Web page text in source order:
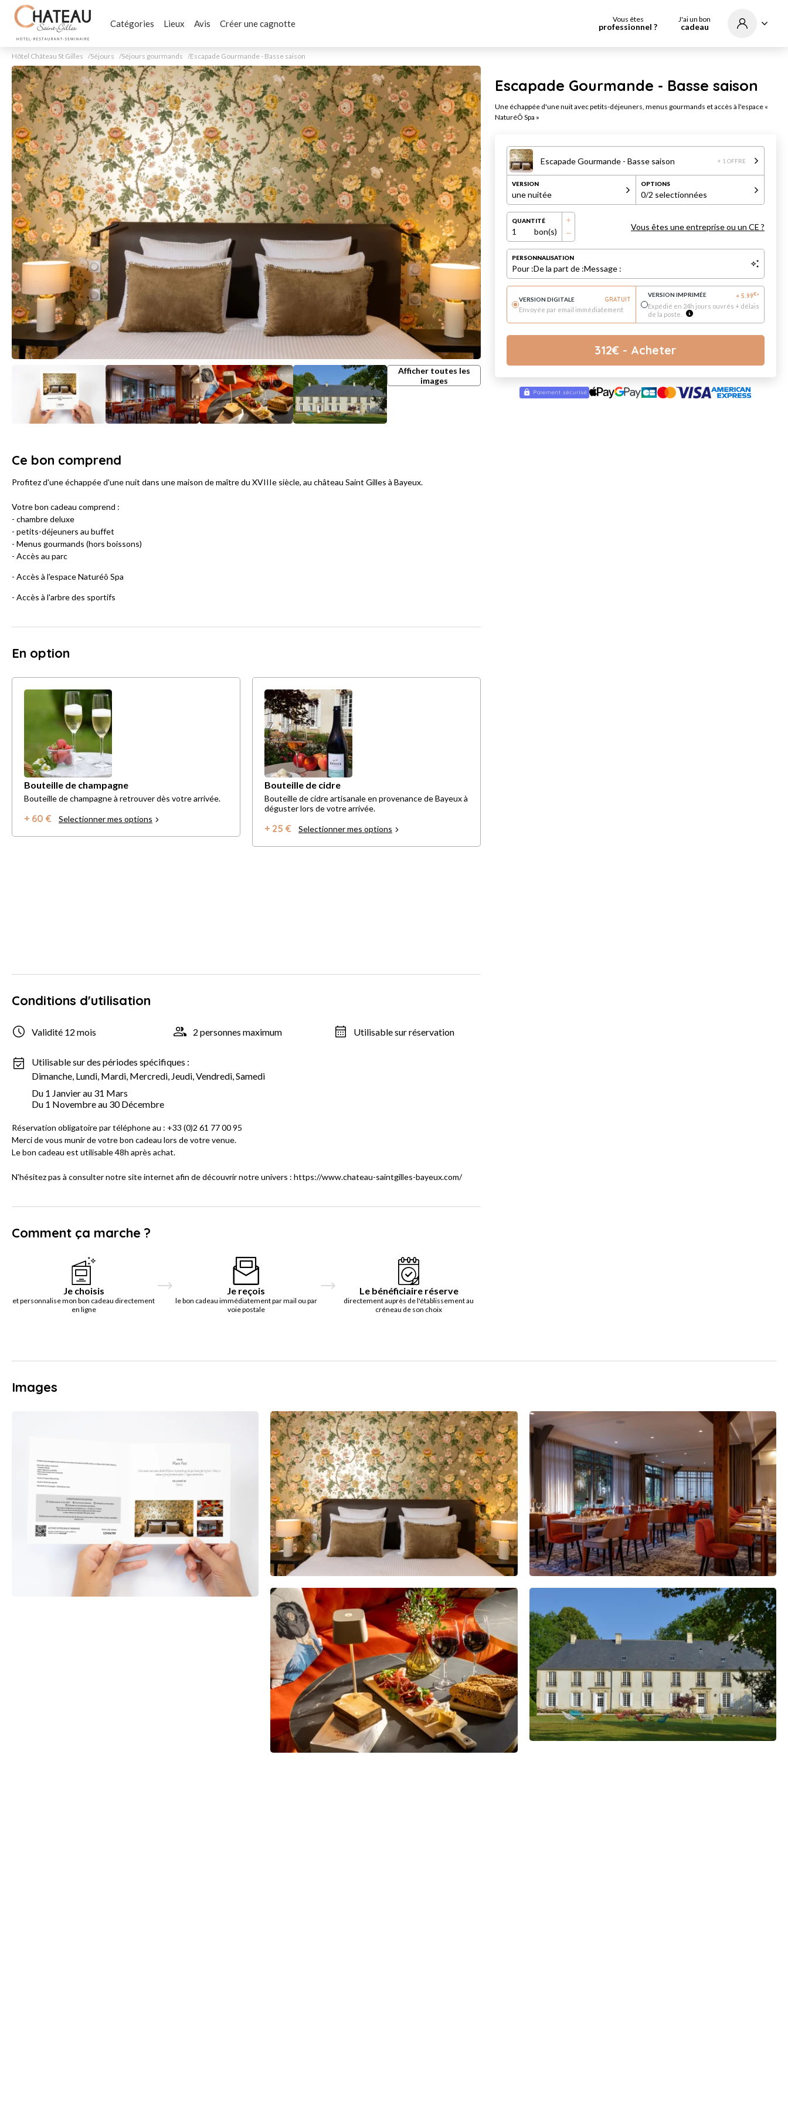
Catégories Lieux Avis Créer une cagnotte Vous êtes
professionnel ?
J'ai un bon
cadeau
Hôtel Château St Gilles Séjours Séjours gourmands Escapade Gourmande - Basse saison
Afficher toutes les
images
Escapade Gourmande - Basse saison
Une échappée d'une nuit avec petits-déjeuners, menus gourmands et accès à l'espace «
NaturéÔ Spa »
Escapade Gourmande - Basse saison + 1 OFFRE
VERSION
une nuitée
OPTIONS
0/2 selectionnées
QUANTITÉ
1 bon(s) Vous êtes une entreprise ou un CE ?
PERSONNALISATION
Pour :De la part de :Message :
VERSION DIGITALE
GRATUIT
Envoyée par email immédiatement
VERSION IMPRIMÉE + 5.99€*
Expédié en 24h jours ouvrés + délais
de la poste.
312€ - Acheter
Ce bon comprend
Profitez d'une échappée d'une nuit dans une maison de maître du XVIIIe siècle, au château Saint Gilles à Bayeux.
Votre bon cadeau comprend :
- chambre deluxe
- petits-déjeuners au buffet
- Menus gourmands (hors boissons)
- Accès au parc
- Accès à l'espace Naturéô Spa
- Accès à l'arbre des sportifs
En option
Bouteille de champagne
Bouteille de champagne à retrouver dès votre arrivée.
+ 60 € Selectionner mes options
Bouteille de cidre
Bouteille de cidre artisanale en provenance de Bayeux à
déguster lors de votre arrivée.
+ 25 € Selectionner mes options
Conditions d'utilisation
Validité 12 mois 2 personnes maximum Utilisable sur réservation
Utilisable sur des périodes spécifiques :
Dimanche, Lundi, Mardi, Mercredi, Jeudi, Vendredi, Samedi
Du 1 Janvier au 31 Mars
Du 1 Novembre au 30 Décembre
Réservation obligatoire par téléphone au : +33 (0)2 61 77 00 95
Merci de vous munir de votre bon cadeau lors de votre venue.
Le bon cadeau est utilisable 48h après achat.
N'hésitez pas à consulter notre site internet afin de découvrir notre univers : https://www.chateau-saintgilles-bayeux.com/
Comment ça marche ?
Je choisis
et personnalise mon bon cadeau directement
en ligne
Je reçois
le bon cadeau immédiatement par mail ou par
voie postale
Le bénéficiaire réserve
directement auprès de l'établissement au
créneau de son choix
Images